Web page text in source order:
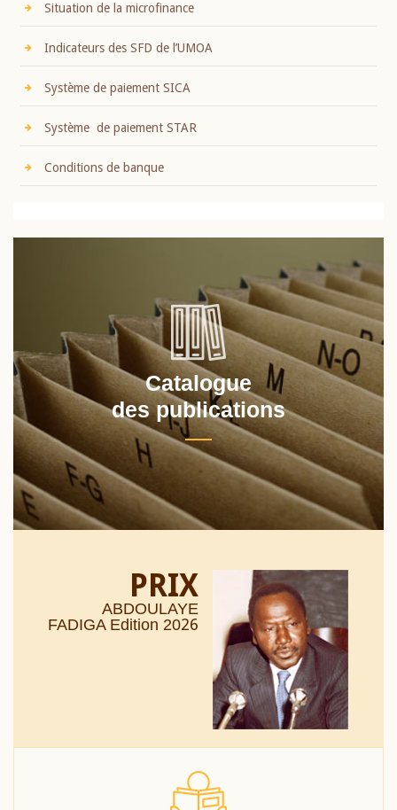
Situation de la microfinance
Indicateurs des SFD de l’UMOA
Système de paiement SICA
Système de paiement STAR
Conditions de banque
Catalogue
des publications
PRIX
ABDOULAYE
FADIGA Edition 2026